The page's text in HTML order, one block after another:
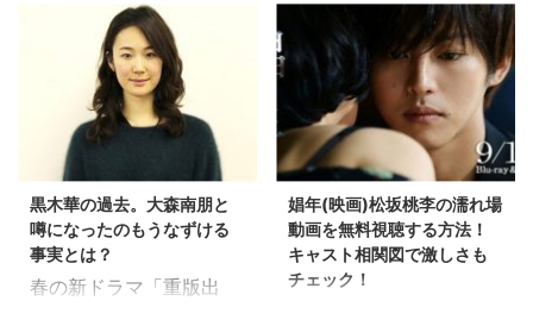
騎さんのプロフィール 出
典：まんたんウェブ 名
前：飯島寛騎（いいじま
ひろき） 生年月日：
1996年8月16日（20歳）
血液型： B型 身長：
178cm 出身地：北海道
札幌市 所属事務所 ...
し変えたばっかなの
に!?」 ボーナスポイント
がもらえるからってアメ
ックスのゴールドカード
を作って、公共料金の支
払いをすべてこのゴール
ドカードから行われるよ
うに申請しなおして、よ
し、これから ...
場を残念ながら逃してし
まったなでしこジャパ
ン。 次の東京オリンピッ
クの出場を見据え、新監
督に就任したのが高倉麻
子新監督。 なでしこジャ
パンの監督と言えば佐々
木則夫・前監督の印象が
非常に強く、 高倉監督と
言われてもまだ何だかピ
ンときません…。 です
い！！って顔は女性なら
誰しもあるのでは？？ 憧
れの女優さんとして必ず
と言っていいほど名前が
あがるのが佐々木希さ
ん。 そんな佐々木希さん
のそっくりの一般の人な
んている？いるわけない
よねぇ、と思ったら何と
いました！！ しかも、本
黒木華の過去。大森南朋と
噂になったのもうなずける
事実とは？
春の新ドラマ「重版出
娼年(映画)松坂桃李の濡れ場
動画を無料視聴する方法！
キャスト相関図で激しさも
チェック！